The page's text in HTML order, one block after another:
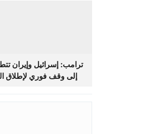
ترامب: إسرائيل وإيران
إلى وقف فوري لإطلاق